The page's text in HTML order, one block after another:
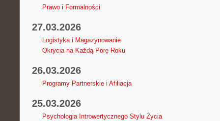
Prawo i Formalności
27.03.2026
Logistyka i Magazynowanie
Okrycia na Każdą Porę Roku
26.03.2026
Programy Partnerskie i Afiliacja
25.03.2026
Psychologia Introwertycznego Stylu Życia